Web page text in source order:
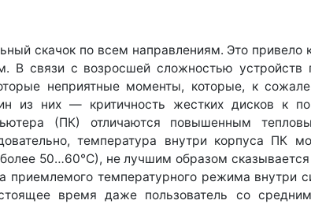
скачок по всем направлениям. Это привело
В связи с возросшей сложностью устройств
неприятные моменты, которые, к
из них — критичность жестких дисков к
(ПК) отличаются повышенным
температура внутри корпуса ПК
50…60°С), не лучшим образом
температурного режима внутри
время даже пользователь со